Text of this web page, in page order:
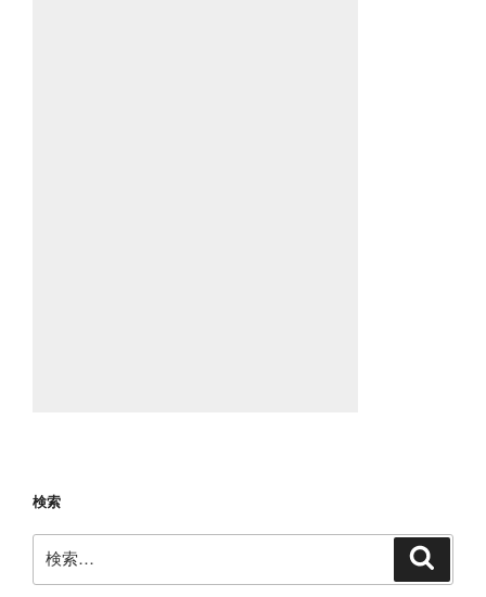
検索
索: